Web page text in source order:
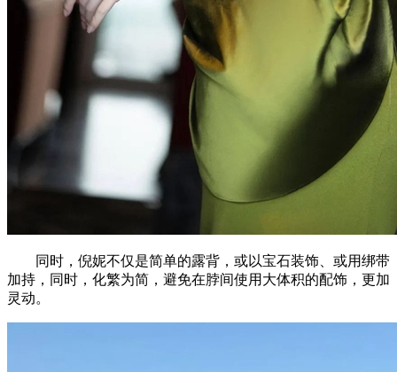
同时，倪妮不仅是简单的露背，或以宝石装饰、或用绑带
加持，同时，化繁为简，避免在脖间使用大体积的配饰，更加
灵动。